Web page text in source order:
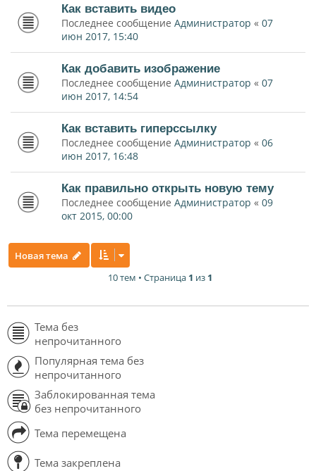
Как вставить видео
Последнее сообщение Администратор « 07
июн 2017, 15:40
Как добавить изображение
Последнее сообщение Администратор « 07
июн 2017, 14:54
Как вставить гиперссылку
Последнее сообщение Администратор « 06
июн 2017, 16:48
Как правильно открыть новую тему
Последнее сообщение Администратор « 09
окт 2015, 00:00
Новая тема
10 тем • Страница 1 из 1
Тема без
непрочитанного
Популярная тема без
непрочитанного
Заблокированная тема
без непрочитанного
Тема перемещена
Тема закреплена